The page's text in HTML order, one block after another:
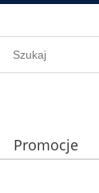
Promocje